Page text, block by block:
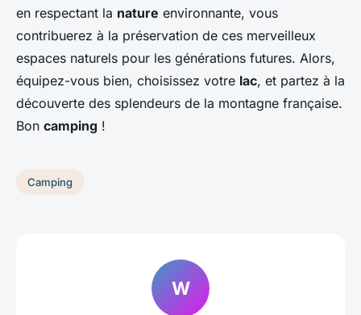
en respectant la nature environnante, vous
contribuerez à la préservation de ces merveilleux
espaces naturels pour les générations futures. Alors,
équipez-vous bien, choisissez votre lac, et partez à la
découverte des splendeurs de la montagne française.
Bon camping !
Camping
W